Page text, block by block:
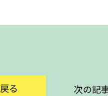
る 次の記